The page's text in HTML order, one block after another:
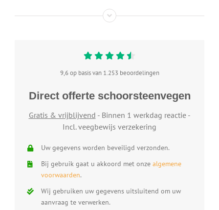
9,6 op basis van 1.253 beoordelingen
Direct offerte schoorsteenvegen
Gratis & vrijblijvend - Binnen 1 werkdag reactie -
Incl. veegbewijs verzekering
Uw gegevens worden beveiligd verzonden.
Bij gebruik gaat u akkoord met onze algemene
voorwaarden.
Wij gebruiken uw gegevens uitsluitend om uw
aanvraag te verwerken.